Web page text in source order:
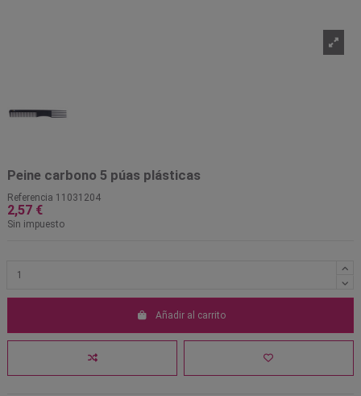
Peine carbono 5 púas plásticas
Referencia 11031204
2,57 €
Sin impuesto
Añadir al carrito